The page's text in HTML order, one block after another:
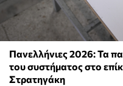
Πανελλήνιες 2026: Τα
του συστήματος στο
Στρατηγάκη